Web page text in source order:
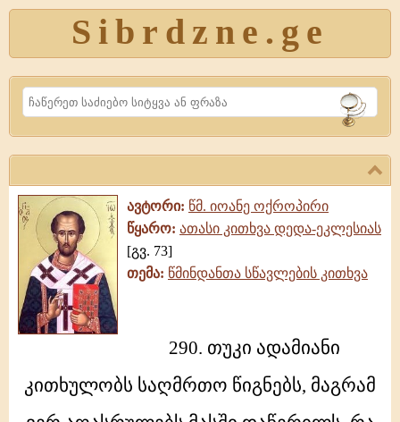
Sibrdzne.ge
Search
ავტორი: წმ. იოანე ოქროპირი
წყარო: ათასი კითხვა დედა-ეკლესიას
[გვ. 73]
თემა: წმინდანთა სწავლების კითხვა
290.
ადამიანი
კითხულობს
290. თუკი ადამიანი
კითხულობს საღმრთო წიგნებს, მაგრამ